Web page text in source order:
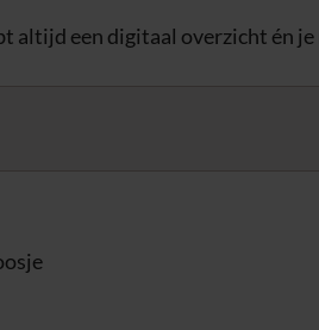
altijd een digitaal overzicht én